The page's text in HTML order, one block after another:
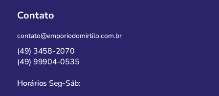
Contato
contato@emporiodomirtilo.com.br
(49) 3458-2070
(49) 99904-0535
Horários Seg-Sáb: